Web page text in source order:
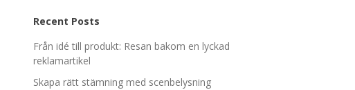
Recent Posts
Från idé till produkt: Resan bakom en lyckad
reklamartikel
Skapa rätt stämning med scenbelysning